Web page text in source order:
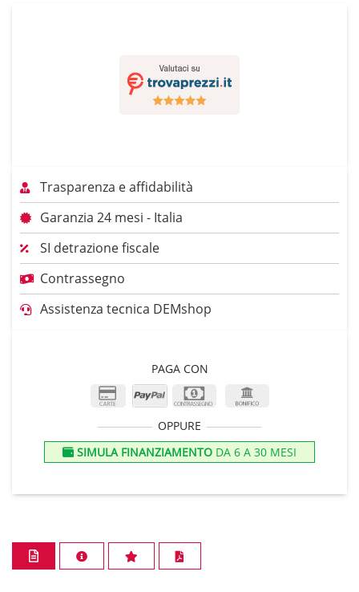
Trasparenza e affidabilità
Garanzia 24 mesi - Italia
SI detrazione fiscale
Contrassegno
Assistenza tecnica DEMshop
PAGA CON
OPPURE
SIMULA FINANZIAMENTO DA 6 A 30 MESI